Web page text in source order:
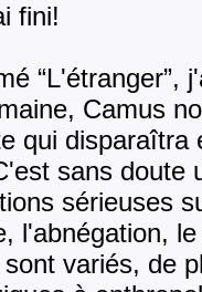
fini!
“L'étranger”,
Camus
qui disparaîtra
sans doute
sérieuses
l'abnégation,
variés, de